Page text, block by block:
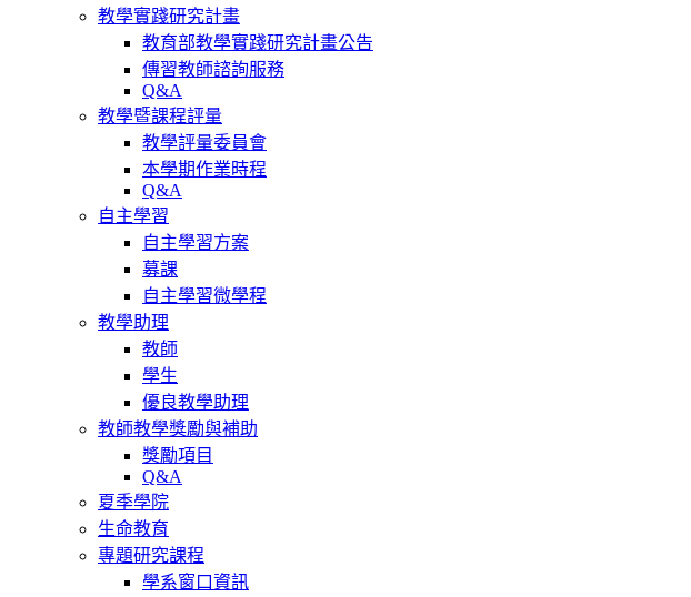
教學實踐研究計畫
教育部教學實踐研究計畫公告
傳習教師諮詢服務
Q&A
教學暨課程評量
教學評量委員會
本學期作業時程
Q&A
自主學習
自主學習方案
募課
自主學習微學程
教學助理
教師
學生
優良教學助理
教師教學獎勵與補助
獎勵項目
Q&A
夏季學院
生命教育
專題研究課程
學系窗口資訊